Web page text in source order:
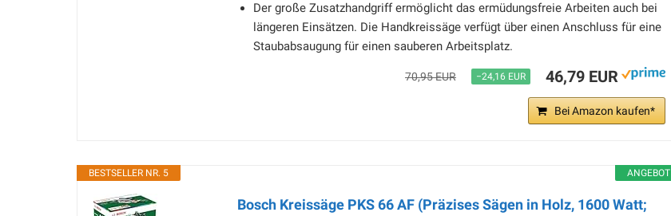
Der große Zusatzhandgriff ermöglicht das ermüdungsfreie Arbeiten auch bei
längeren Einsätzen. Die Handkreissäge verfügt über einen Anschluss für eine
Staubabsaugung für einen sauberen Arbeitsplatz.
70,95 EUR −24,16 EUR 46,79 EUR
Bei Amazon kaufen*
ANGEBOT
BESTSELLER NR. 5
Bosch Kreissäge PKS 66 AF (Präzises Sägen in Holz, 1600 Watt;